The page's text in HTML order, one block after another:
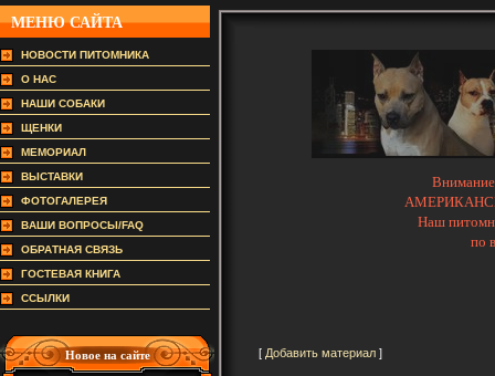
МЕНЮ САЙТА
НОВОСТИ ПИТОМНИКА
О НАС
НАШИ СОБАКИ
ЩЕНКИ
МЕМОРИАЛ
ВЫСТАВКИ
ФОТОГАЛЕРЕЯ
ВАШИ ВОПРОСЫ/FAQ
ОБРАТНАЯ СВЯЗЬ
ГОСТЕВАЯ КНИГА
ССЫЛКИ
Новое на сайте
Наш
по
[ Добавить материал ]